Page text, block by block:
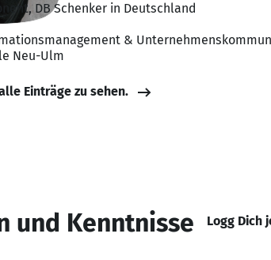
DB Schenker in Deutschland
&
Neu-Ulm
Einträge zu sehen.
und Kenntnisse Logg Dich